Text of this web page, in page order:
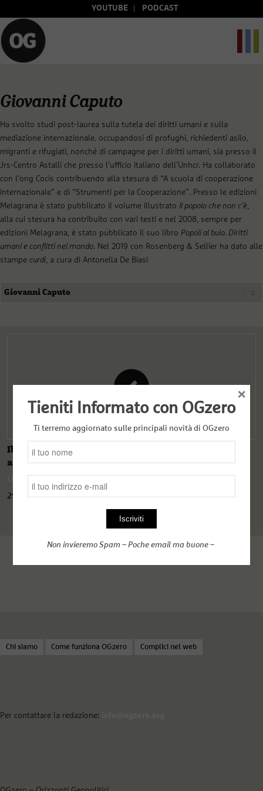
YOUTUBE PODCAST
Giovanni Caputo
Ha svolto studi post-laurea sulla tutela dei diritti umani e sulla
mediazione internazionale. occupandosi di profughi, richiedenti asilo,
migranti e rifugiati, nonché di campagne per i diritti umani, sia presso il
Jrs-Centro Astalli che presso l’ufficio italiano dell’Unhcr. Ha collaborato
con l’ong Cocis contribuendo alla stesura di “A scuola di cooperazione
internazionale” e di “Strumenti per la Cooperazione”. Presso le edizioni
Melagrana è stato pubblicato il volume illustrato Il popolo che non c’è,
alla cui stesura ha contribuito con vari testi e nel 2008, sempre per
edizioni Melagrana, è stato pubblicato il suo libro Popoli al buio. Diritti
umani e conflitti nel mondo. Nel 2019 con Rosenberg & Sellier ha dato alle
stampe curdi, a cura di Antonella De Biasi
Il confederalismo democratico e l'ossessione
anticurda della Turchia
Giovanni Caputo
29 Marzo 2020
Chi siamo Come funziona OGzero Complici nel web
Per contattare la redazione:
Tieniti Informato con OGzero
Ti terremo aggiornato sulle principali novità di OGzero
Non invieremo Spam – Poche email ma buone –
×